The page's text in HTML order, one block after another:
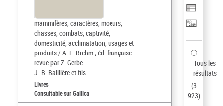
mammifères, caractères, moeurs,
chasses, combats, captivité,
domesticité, acclimatation, usages et
produits / A. E. Brehm ; éd. française
revue par Z. Gerbe
J.-B. Baillière et fils
Livres
Consultable sur Gallica
Tous les
résultats
(3
923)